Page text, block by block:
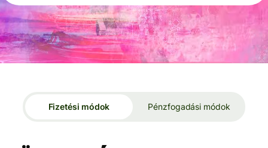
Fizetési módok Pénzfogadási módok